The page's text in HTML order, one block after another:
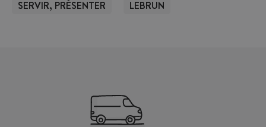
SERVIR, PRÉSENTER LEBRUN